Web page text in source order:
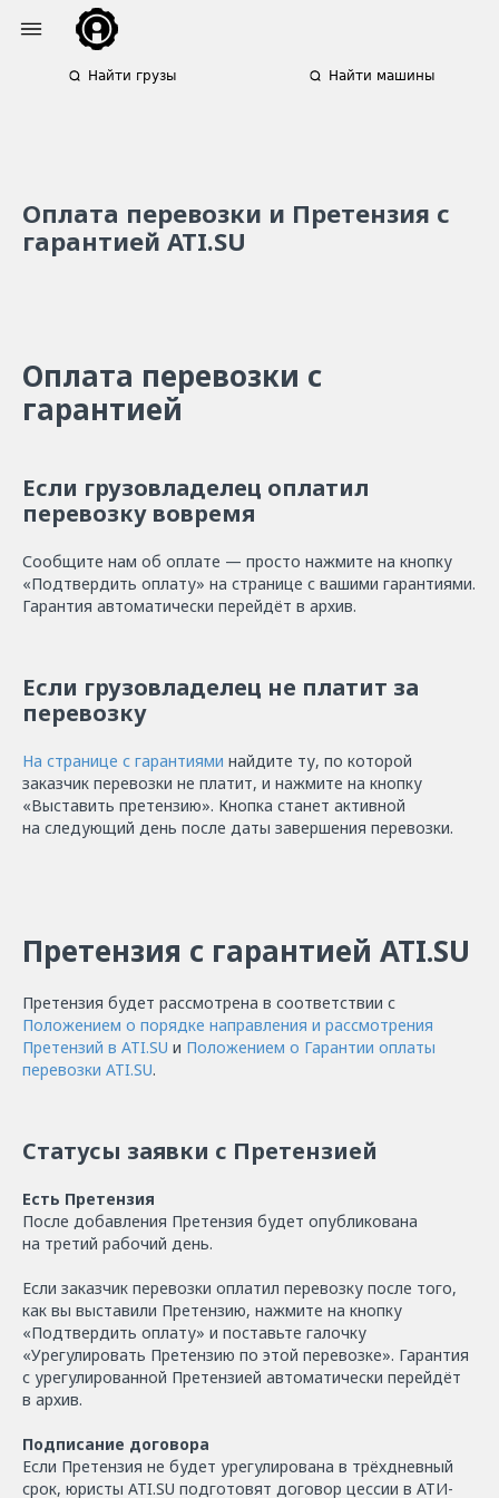
Найти грузы Найти машины
Оплата перевозки и Претензия с
гарантией ATI.SU
Оплата перевозки с
гарантией
Если грузовладелец оплатил
перевозку вовремя
Сообщите нам об оплате — просто нажмите на кнопку
«Подтвердить оплату» на странице с вашими гарантиями.
Гарантия автоматически перейдёт в архив.
Если грузовладелец не платит за
перевозку
На странице с гарантиями найдите ту, по которой
заказчик перевозки не платит, и нажмите на кнопку
«Выставить претензию». Кнопка станет активной
на следующий день после даты завершения перевозки.
Претензия с гарантией ATI.SU
Претензия будет рассмотрена в соответствии с
Положением о порядке направления и рассмотрения
Претензий в ATI.SU и Положением о Гарантии оплаты
перевозки ATI.SU.
Статусы заявки с Претензией
Есть Претензия
После добавления Претензия будет опубликована
на третий рабочий день.
Если заказчик перевозки оплатил перевозку после того,
как вы выставили Претензию, нажмите на кнопку
«Подтвердить оплату» и поставьте галочку
«Урегулировать Претензию по этой перевозке». Гарантия
с урегулированной Претензией автоматически перейдёт
в архив.
Подписание договора
Если Претензия не будет урегулирована в трёхдневный
срок, юристы ATI.SU подготовят договор цессии в АТИ-